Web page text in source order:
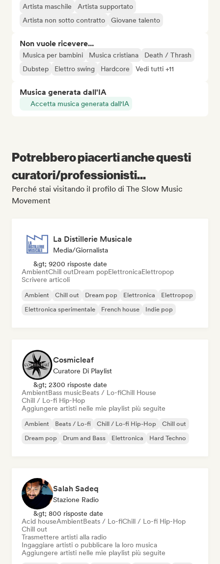
Artista maschile
Artista supportato
Artista non sotto contratto
Giovane talento
Non vuole ricevere...
Musica per bambini Musica cristiana
Death / Thrash
Dubstep
Elettro swing Hardcore Vedi tutti +11
Musica generata dall'IA
Accetta musica generata dall'IA
Potrebbero piacerti anche questi
curatori/professionisti...
Perché stai visitando il profilo di The Slow Music
Movement
La Distillerie Musicale
Media/Giornalista
&gt; 9200 risposte date
AmbientChill outDream popElettronicaElettropop
Scrivere articoli
Ambient Chill out Dream pop Elettronica
Elettropop
Elettronica sperimentale
French house Indie pop
Cosmicleaf
Curatore Di Playlist
&gt; 2300 risposte date
AmbientBass musicBeats / Lo-fiChill House
Chill / Lo-fi Hip-Hop
Aggiungere artisti nelle mie playlist più seguite
Ambient Beats / Lo-fi Chill / Lo-fi Hip-Hop
Chill out
Dream pop
Drum and Bass Elettronica Hard Techno
Salah Sadeq
Stazione Radio
&gt; 800 risposte date
Acid houseAmbientBeats / Lo-fiChill / Lo-fi Hip-Hop
Chill out
Trasmettere artisti alla radio
Ingaggiare artisti o pubblicare la loro musica
Aggiungere artisti nelle mie playlist più seguite